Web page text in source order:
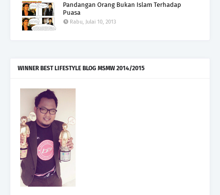
Pandangan Orang Bukan Islam Terhadap
Puasa
Rabu, Julai 10, 2013
WINNER BEST LIFESTYLE BLOG MSMW 2014/2015